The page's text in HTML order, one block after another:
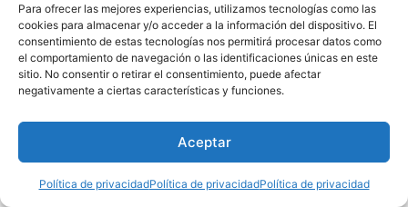
Para ofrecer las mejores experiencias, utilizamos tecnologías como las
cookies para almacenar y/o acceder a la información del dispositivo. El
consentimiento de estas tecnologías nos permitirá procesar datos como
el comportamiento de navegación o las identificaciones únicas en este
sitio. No consentir o retirar el consentimiento, puede afectar
negativamente a ciertas características y funciones.
Aceptar
Política de privacidadPolítica de privacidadPolítica de privacidad
talento que la han destacado y posicionado como líder
en Centroamérica, este año Unity Willis Towers Watson
cambia su nombre a WTW, bajo la premisa de siempre
ofrecer integridad, excelencia y un fuerte compromiso
con el cliente.